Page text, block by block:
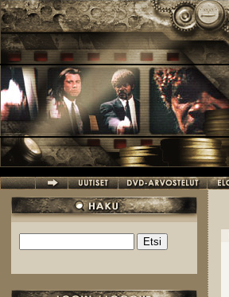
Hyppää pääsisältöön
Hakulomake